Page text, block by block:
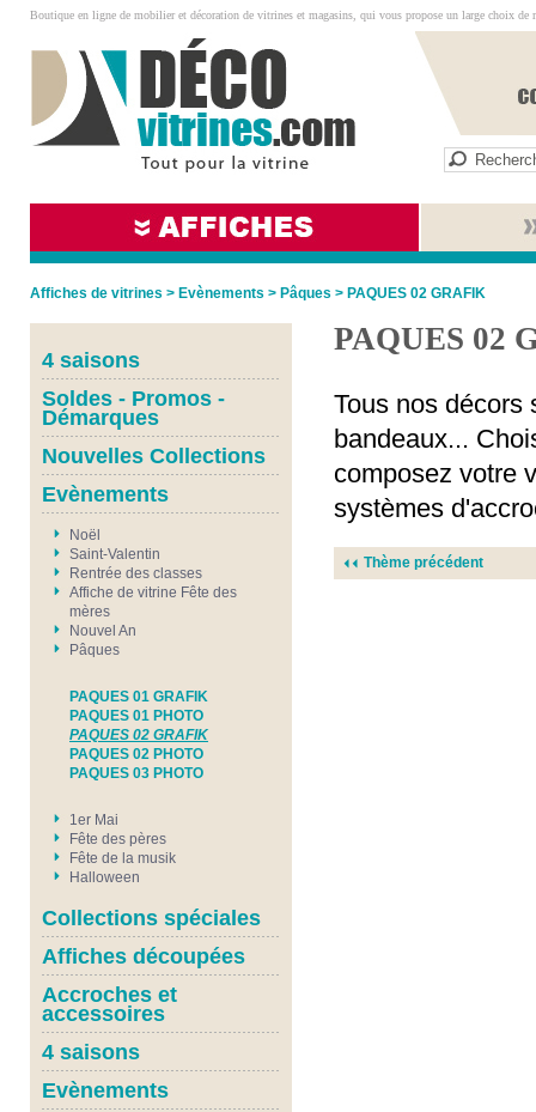
Boutique en ligne de mobilier et décoration de vitrines et magasins, qui vous propose un large choix de
Affiches de vitrines > Evènements > Pâques > PAQUES 02 GRAFIK
4 saisons
Soldes - Promos -
Démarques
Nouvelles Collections
Evènements
Noël
Saint-Valentin
Rentrée des classes
Affiche de vitrine Fête des
mères
Nouvel An
Pâques
PAQUES 01 GRAFIK
PAQUES 01 PHOTO
PAQUES 02 GRAFIK
PAQUES 02 PHOTO
PAQUES 03 PHOTO
1er Mai
Fête des pères
Fête de la musik
Halloween
Collections spéciales
Affiches découpées
Accroches et
accessoires
4 saisons
Evènements
PAQUES 02
Tous nos décors
bandeaux...
composez votre
systèmes
Thème précédent